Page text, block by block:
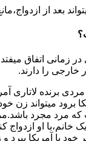
بعد از
در زمانی اتفاق
را دارند.
مردی برنده لاتاری
برود میتواند زن
مرد مجرد
او ازدواج
با آمریکا ببرد و